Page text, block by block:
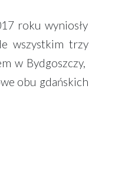
roku wyniosły
wszystkim trzy
w Bydgoszczy,
obu gdańskich